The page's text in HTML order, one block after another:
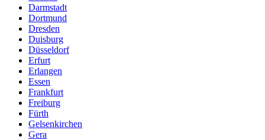
Darmstadt
Dortmund
Dresden
Duisburg
Düsseldorf
Erfurt
Erlangen
Essen
Frankfurt
Freiburg
Fürth
Gelsenkirchen
Gera